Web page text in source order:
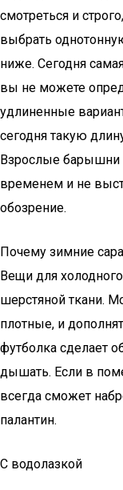
смотреться и
выбрать
ниже. Сегодня
вы не можете
удлиненные
сегодня такую
Взрослые барышни
временем и не
обозрение.
Почему зимние
Вещи для
шерстяной ткани.
плотные, и
футболка сделает
дышать. Если в
всегда сможет
палантин.
С водолазкой